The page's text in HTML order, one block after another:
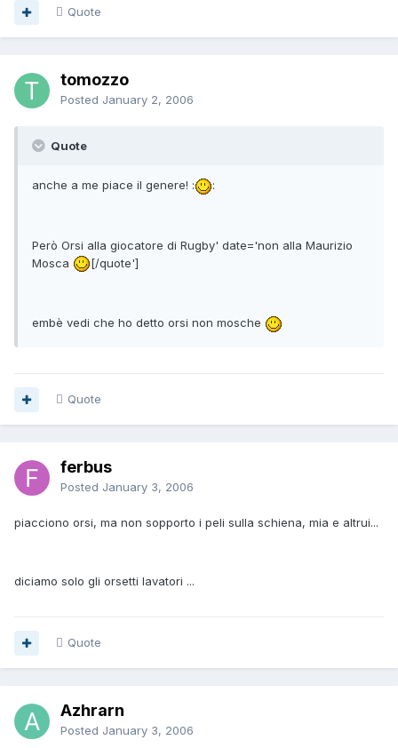
Quote
tomozzo
Posted January 2, 2006
Quote
anche a me piace il genere! : :
Però Orsi alla giocatore di Rugby' date='non alla Maurizio
Mosca
[/quote']
embè vedi che ho detto orsi non mosche
Quote
ferbus
Posted January 3, 2006
piacciono orsi, ma non sopporto i peli sulla schiena, mia e altrui...
diciamo solo gli orsetti lavatori ...
Quote
Azhrarn
Posted January 3, 2006